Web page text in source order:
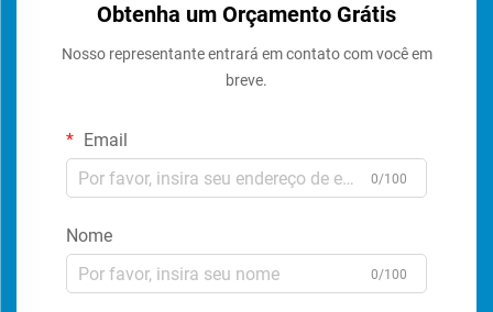
Obtenha um Orçamento Grátis
Nosso representante entrará em contato com você em
breve.
Email
0/100
Nome
0/100